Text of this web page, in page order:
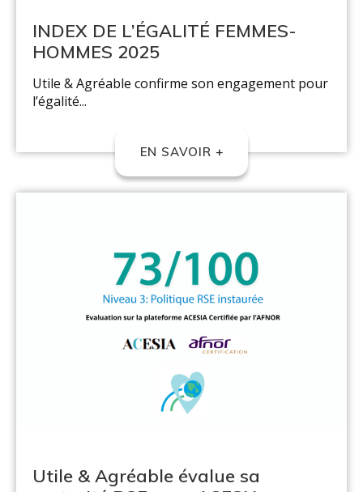
INDEX DE L’ÉGALITÉ FEMMES-
HOMMES 2025
Utile & Agréable confirme son engagement pour
l’égalité...
EN SAVOIR +
Utile & Agréable évalue sa